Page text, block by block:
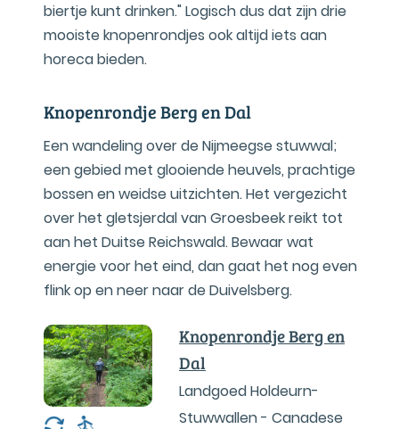
biertje kunt drinken." Logisch dus dat zijn drie
mooiste knopenrondjes ook altijd iets aan
horeca bieden.
Knopenrondje Berg en Dal
Een wandeling over de Nijmeegse stuwwal;
een gebied met glooiende heuvels, prachtige
bossen en weidse uitzichten. Het vergezicht
over het gletsjerdal van Groesbeek reikt tot
aan het Duitse Reichswald. Bewaar wat
energie voor het eind, dan gaat het nog even
flink op en neer naar de Duivelsberg.
Knopenrondje Berg en
Dal
Landgoed Holdeurn-
Stuwwallen - Canadese